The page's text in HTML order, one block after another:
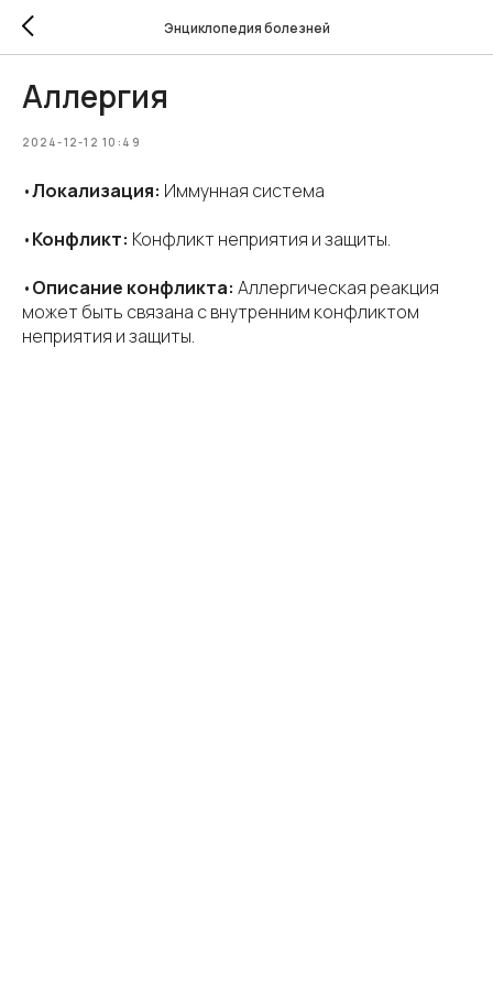
Энциклопедия болезней
Аллергия
2024-12-12 10:49
•Локализация: Иммунная система
•Конфликт: Конфликт неприятия и защиты.
•Описание конфликта: Аллергическая реакция
может быть связана с внутренним конфликтом
неприятия и защиты.